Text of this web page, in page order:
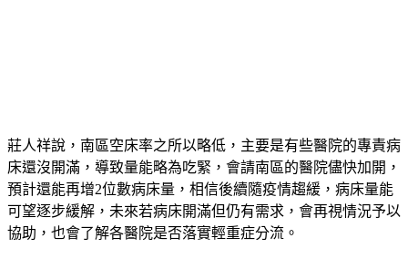
莊人祥說，南區空床率之所以略低，主要是有些醫院的專責病
床還沒開滿，導致量能略為吃緊，會請南區的醫院儘快加開，
預計還能再增2位數病床量，相信後續隨疫情趨緩，病床量能
可望逐步緩解，未來若病床開滿但仍有需求，會再視情況予以
協助，也會了解各醫院是否落實輕重症分流。